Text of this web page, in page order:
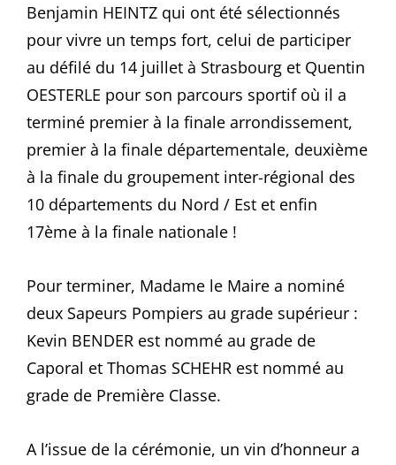
Benjamin HEINTZ qui ont été sélectionnés
pour vivre un temps fort, celui de participer
au défilé du 14 juillet à Strasbourg et Quentin
OESTERLE pour son parcours sportif où il a
terminé premier à la finale arrondissement,
premier à la finale départementale, deuxième
à la finale du groupement inter-régional des
10 départements du Nord / Est et enfin
17ème à la finale nationale !
Pour terminer, Madame le Maire a nominé
deux Sapeurs Pompiers au grade supérieur :
Kevin BENDER est nommé au grade de
Caporal et Thomas SCHEHR est nommé au
grade de Première Classe.
A l’issue de la cérémonie, un vin d’honneur a